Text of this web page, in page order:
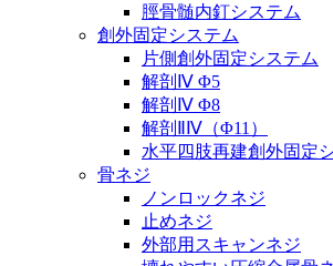
脛骨髄内釘システム
創外固定システム
片側創外固定システム
解剖Ⅳ Φ5
解剖Ⅳ Φ8
解剖ⅡⅣ（Φ11）
水平四肢再建創外固定
骨ネジ
ノンロックネジ
止めネジ
外部用スキャンネジ